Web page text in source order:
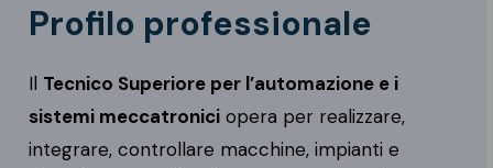
Profilo professionale
Il Tecnico Superiore per l’automazione e i
sistemi meccatronici opera per realizzare,
integrare, controllare macchine, impianti e